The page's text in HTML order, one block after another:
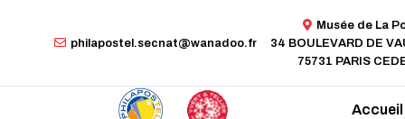
philapostel.secnat@wanadoo.fr
Musée de La
34 BOULEVARD DE
75731 PARIS
Accueil